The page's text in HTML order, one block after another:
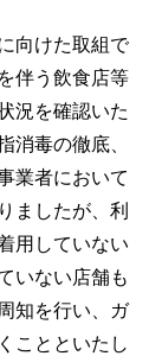
向けた取組で
伴う飲食店等
況を確認いた
消毒の徹底、
業者において
ましたが、利
用していない
いない店舗も
知を行い、ガ
ことといたし